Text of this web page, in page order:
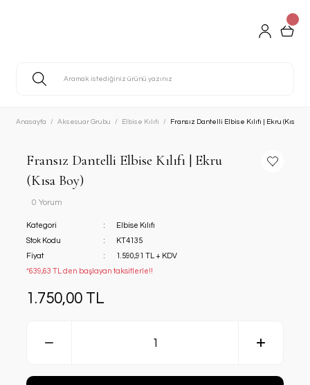
Anasayfa Aksesuar Grubu Elbise Kılıfı Fransız Dantelli Elbise Kılıfı | Ekru (Kısa
Fransız Dantelli Elbise Kılıfı | Ekru
(Kısa Boy)
0 Yorum
Kategori
Elbise Kılıfı
Stok Kodu
KT4135
Fiyat
1.590,91 TL + KDV
*639,63 TL den başlayan taksitlerle!!
1.750,00 TL